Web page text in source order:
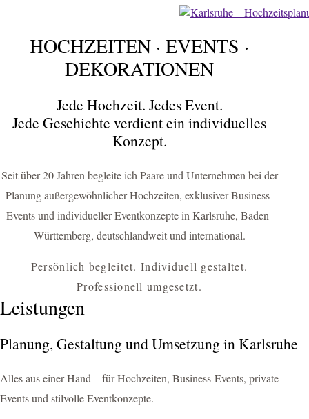
FÜR KARLSRUHE & UMGEBUNG
HOCHZEITEN
DEKORATIONEN
Hochzeitsplanerin Karlsruhe & Eventagentur für einzigartige
HOCHZEIT PLANEN
BUSINESS-EVENT ANFRAGEN
HOCHZEITEN · EVENTS ·
DEKORATIONEN
Jede Hochzeit. Jedes Event.
Jede Geschichte verdient ein individuelles
Konzept.
Seit über 20 Jahren begleite ich Paare und Unternehmen bei der
Planung außergewöhnlicher Hochzeiten, exklusiver Business-
Events und individueller Eventkonzepte in Karlsruhe, Baden-
Württemberg, deutschlandweit und international.
Persönlich begleitet. Individuell gestaltet.
Professionell umgesetzt.
Leistungen
Planung, Gestaltung und Umsetzung in Karlsruhe
Alles aus einer Hand – für Hochzeiten, Business-Events, private
Events und stilvolle Eventkonzepte.